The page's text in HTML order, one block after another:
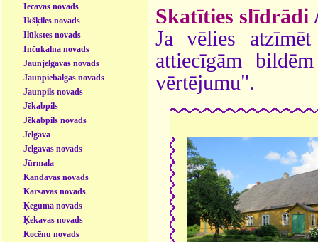
Iecavas novads
Ikšķiles novads
Ilūkstes novads
Inčukalna novads
Jaunjelgavas novads
Jaunpiebalgas novads
Jaunpils novads
Jēkabpils
Jēkabpils novads
Jelgava
Jelgavas novads
Jūrmala
Kandavas novads
Kārsavas novads
Ķeguma novads
Ķekavas novads
Kocēnu novads
Skatīties slīdrādi
Ja vēlies
attiecīgām
vērtējumu".